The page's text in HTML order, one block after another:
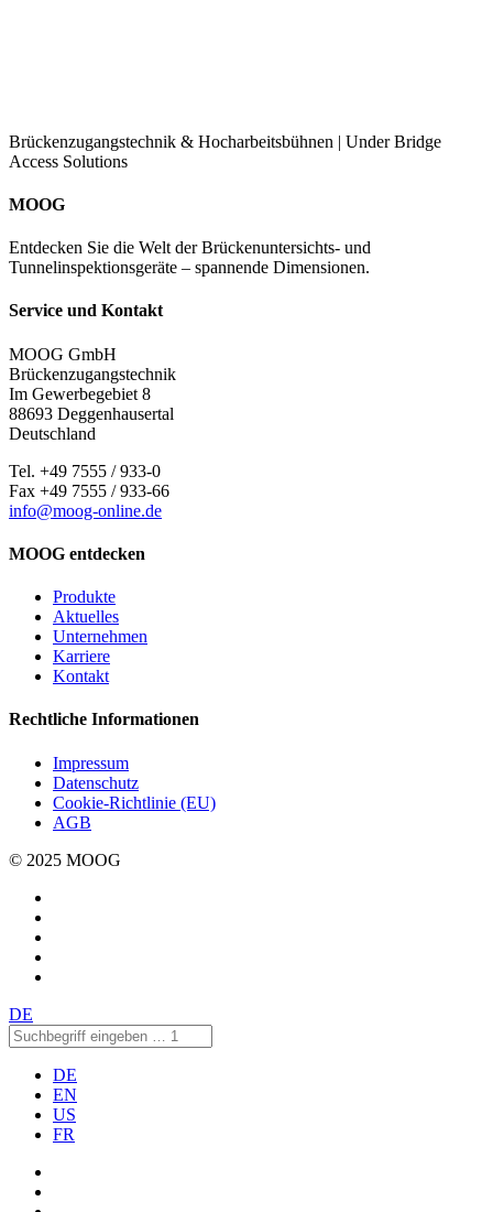
Brückenzugangstechnik & Hocharbeitsbühnen | Under Bridge
Access Solutions
MOOG
Entdecken Sie die Welt der Brückenuntersichts- und
Tunnelinspektionsgeräte – spannende Dimensionen.
Service und Kontakt
MOOG GmbH
Brückenzugangstechnik
Im Gewerbegebiet 8
88693 Deggenhausertal
Deutschland
Tel. +49 7555 / 933-0
Fax +49 7555 / 933-66
info@moog-online.de
MOOG entdecken
Produkte
Aktuelles
Unternehmen
Karriere
Kontakt
Rechtliche Informationen
Impressum
Datenschutz
Cookie-Richtlinie (EU)
AGB
© 2025 MOOG
DE
DE
EN
US
FR